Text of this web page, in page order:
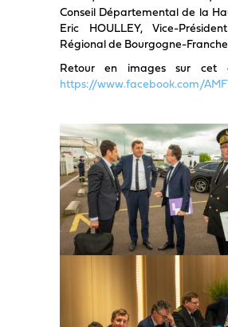
Conseil Départemental de la
Eric HOULLEY, Vice-
Régional de Bourgogne-
Retour en images sur cet
https://www.facebook.com/